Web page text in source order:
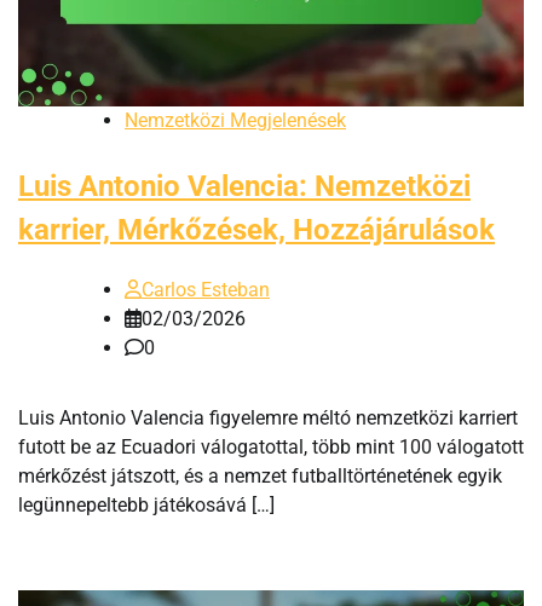
Nemzetközi Megjelenések
Luis Antonio Valencia: Nemzetközi
karrier, Mérkőzések, Hozzájárulások
Carlos Esteban
02/03/2026
0
Luis Antonio Valencia figyelemre méltó nemzetközi karriert
futott be az Ecuadori válogatottal, több mint 100 válogatott
mérkőzést játszott, és a nemzet futballtörténetének egyik
legünnepeltebb játékosává […]